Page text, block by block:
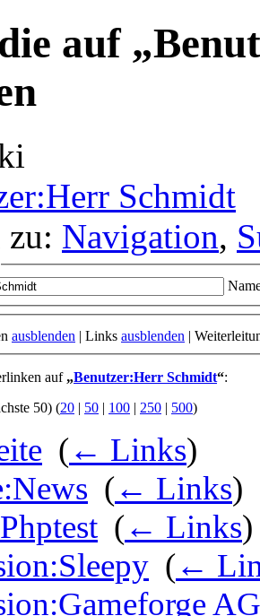
auf
Schmidt
zu: Navigation,
ausblenden | Links ausblenden |
auf „Benutzer:Herr Schmidt“:
50) (20 | 50 | 100 | 250 | 500)
(← Links)
(← Links)
(← Links)
(←
AG